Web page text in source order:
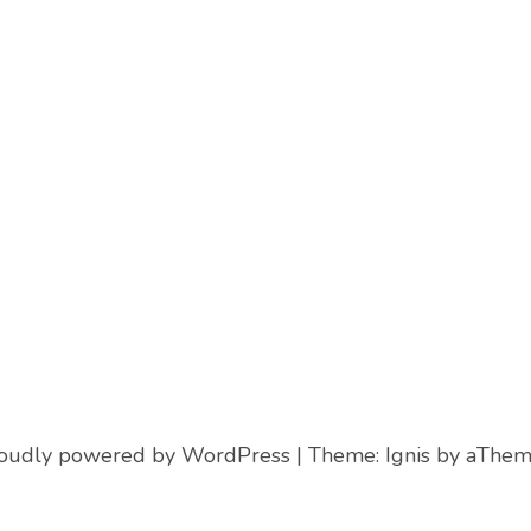
powered by WordPress | Theme: Ignis by